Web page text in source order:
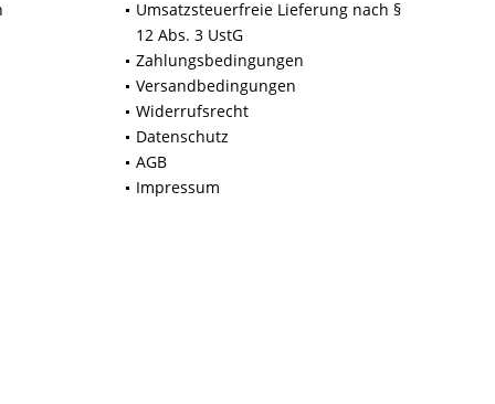
Umsatzsteuerfreie Lieferung nach §
12 Abs. 3 UstG
Zahlungsbedingungen
Versandbedingungen
Widerrufsrecht
Datenschutz
AGB
Impressum